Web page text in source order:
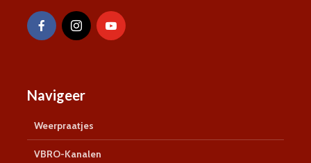
Navigeer
Weerpraatjes
VBRO-Kanalen